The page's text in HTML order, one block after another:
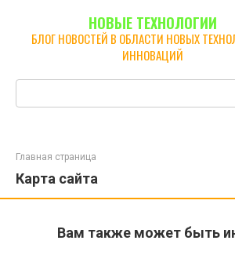
контенту
НОВЫЕ ТЕХНОЛОГИИ
БЛОГ НОВОСТЕЙ В ОБЛАСТИ НОВЫХ
ИННОВАЦИЙ
Главная страница
Карта сайта
Вам также может быть